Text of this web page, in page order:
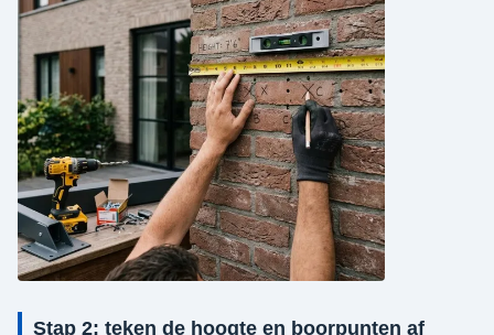
Stap 2: teken de hoogte en boorpunten af